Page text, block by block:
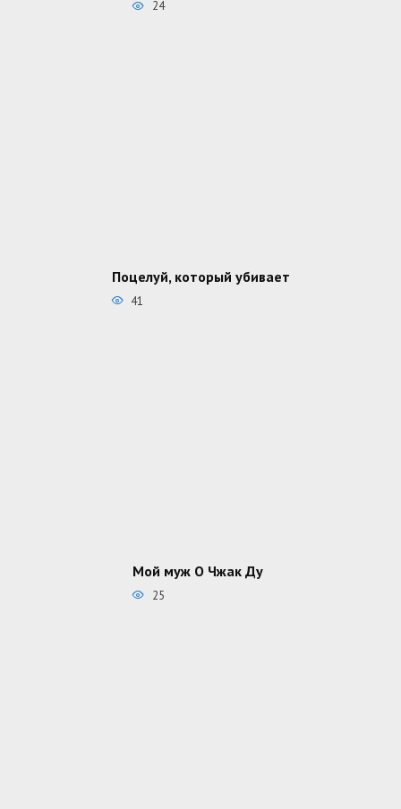
24
Поцелуй, который убивает
41
Мой муж О Чжак Ду
25